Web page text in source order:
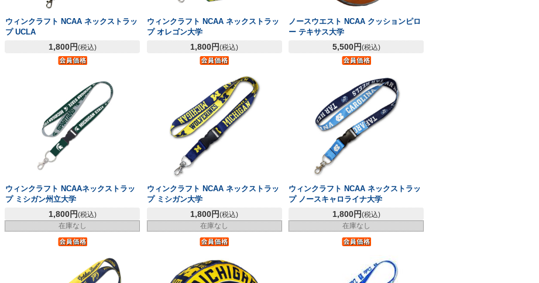
ウィンクラフト NCAA ネックストラッ
プ UCLA
1,800円(税込)
ウィンクラフト NCAA ネックストラッ
プ オレゴン大学
1,800円(税込)
ノースウエスト NCAA クッションピロ
ー テキサス大学
5,500円(税込)
ウィンクラフト NCAAネックストラッ
プ ミシガン州立大学
1,800円(税込)
在庫なし
ウィンクラフト NCAA ネックストラッ
プ ミシガン大学
1,800円(税込)
在庫なし
ウィンクラフト NCAA ネックストラッ
プ ノースキャロライナ大学
1,800円(税込)
在庫なし